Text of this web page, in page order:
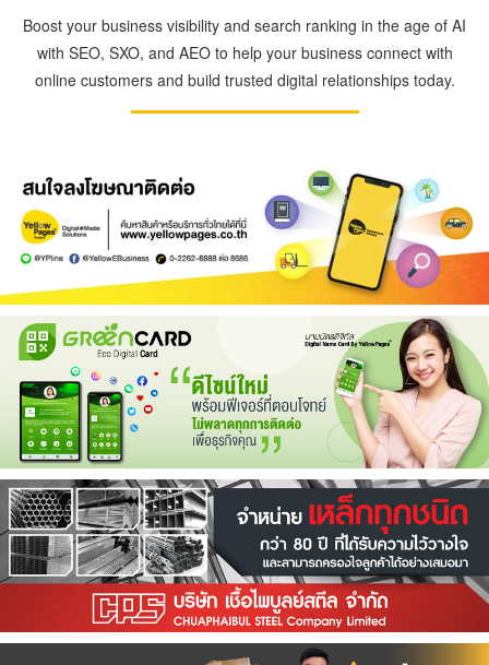
Boost your business visibility and search ranking in the age of AI
with SEO, SXO, and AEO to help your business connect with
online customers and build trusted digital relationships today.